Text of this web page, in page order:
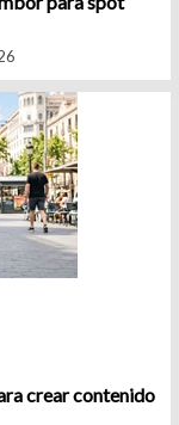
crear contenido